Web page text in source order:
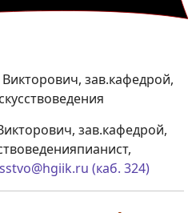
зав.кафедрой,
пианист,
(каб. 324)